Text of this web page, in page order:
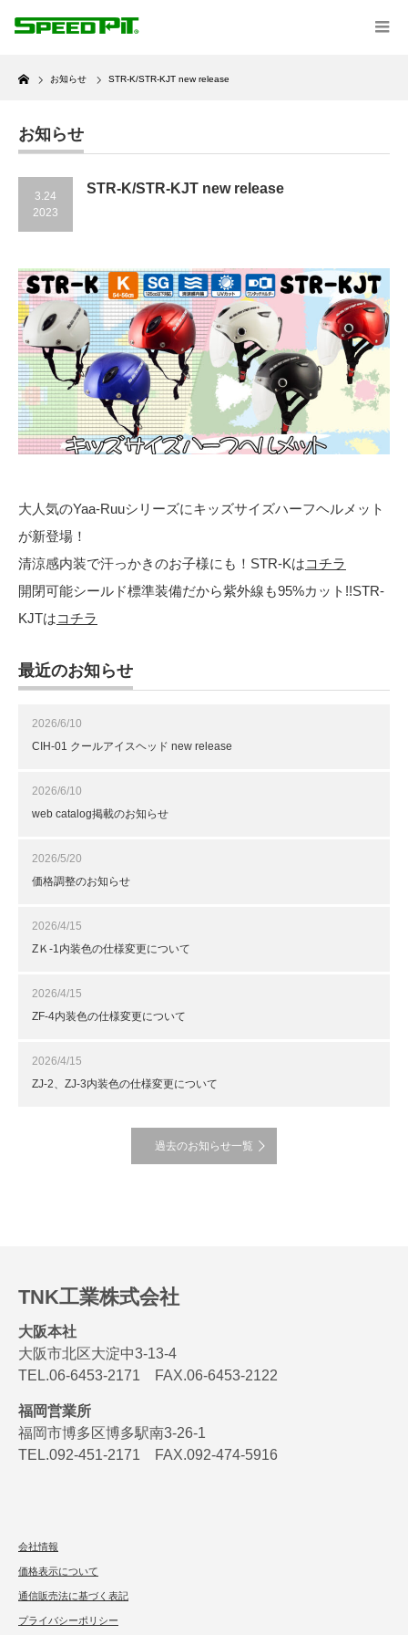
Home
お知らせ STR-K/STR-KJT new release
お知らせ
3.24
2023
STR-K/STR-KJT new release
大人気のYaa-Ruuシリーズにキッズサイズハーフヘルメット
が新登場！
清涼感内装で汗っかきのお子様にも！STR-Kはコチラ
開閉可能シールド標準装備だから紫外線も95%カット!!STR-
KJTはコチラ
最近のお知らせ
2026/6/10
CIH-01 クールアイスヘッド new release
2026/6/10
web catalog掲載のお知らせ
2026/5/20
価格調整のお知らせ
2026/4/15
ZＫ-1内装色の仕様変更について
2026/4/15
ZF-4内装色の仕様変更について
2026/4/15
ZJ-2、ZJ-3内装色の仕様変更について
過去のお知らせ一覧
TNK工業株式会社
大阪本社
大阪市北区大淀中3-13-4
TEL.06-6453-2171 FAX.06-6453-2122
福岡営業所
福岡市博多区博多駅南3-26-1
TEL.092-451-2171 FAX.092-474-5916
会社情報
価格表示について
通信販売法に基づく表記
プライバシーポリシー